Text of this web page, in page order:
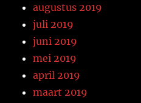
augustus 2019
juli 2019
juni 2019
mei 2019
april 2019
maart 2019